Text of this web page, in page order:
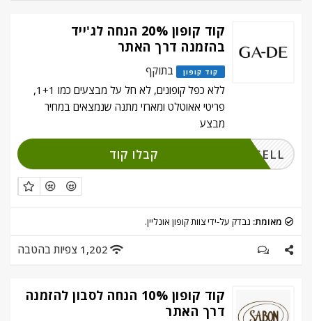
קוד קופון 20% הנחה לג'ייד
בהזמנה דרך האתר
קוד קופון
בתוקף
ללא כפל קופונים, לא חל על מבצעים כמו 1+1,
פריטי אאוטלט ומארזי מתנה שנמצאים במחיר
מבצע
WESELL קבלו קוד
מאומת: נבדק על-ידי צוות קופון אונליין.
1,202 צפיות בהטבה
קוד קופון 10% הנחה לסבון להזמנה
דרך האתר